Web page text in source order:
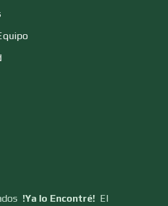
!Ya lo Encontré! El